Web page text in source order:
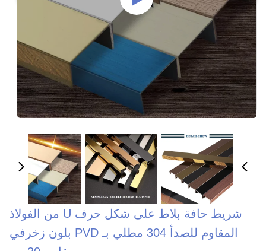
شريط حافة بلاط على شكل حرف U من الفولاذ
المقاوم للصدأ 304 مطلي بـ PVD بلون زخرفي